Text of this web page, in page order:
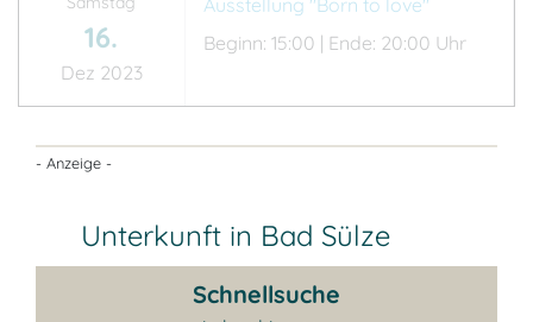
16.
Dez 2023
Ausstellung "Born to love"
Beginn: 15:00 | Ende: 20:00 Uhr
- Anzeige -
Unterkunft in Bad Sülze
Schnellsuche